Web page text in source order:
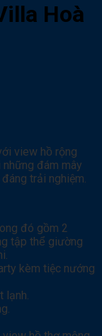
Hoà
view hồ rộng
đám mây
trải nghiệm.
đó gồm 2
tập thể giường
kèm tiệc nướng
lạnh.